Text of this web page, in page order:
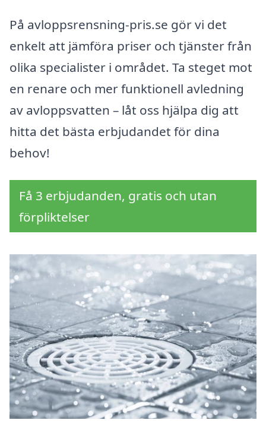
På avloppsrensning-pris.se gör vi det
enkelt att jämföra priser och tjänster från
olika specialister i området. Ta steget mot
en renare och mer funktionell avledning
av avloppsvatten – låt oss hjälpa dig att
hitta det bästa erbjudandet för dina
behov!
Få 3 erbjudanden, gratis och utan
förpliktelser